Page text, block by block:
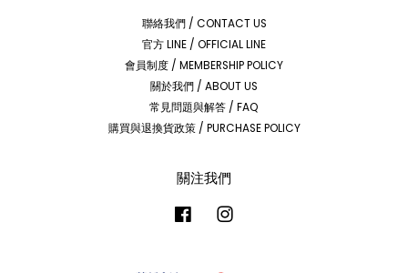
聯絡我們 / CONTACT US
官方 LINE / OFFICIAL LINE
會員制度 / MEMBERSHIP POLICY
關於我們 / ABOUT US
常見問題與解答 / FAQ
購買與退換貨政策 / PURCHASE POLICY
關注我們
Facebook